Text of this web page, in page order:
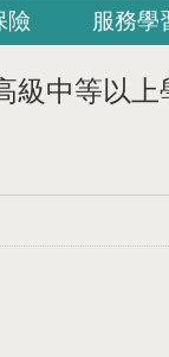
險 服務學
級中等以